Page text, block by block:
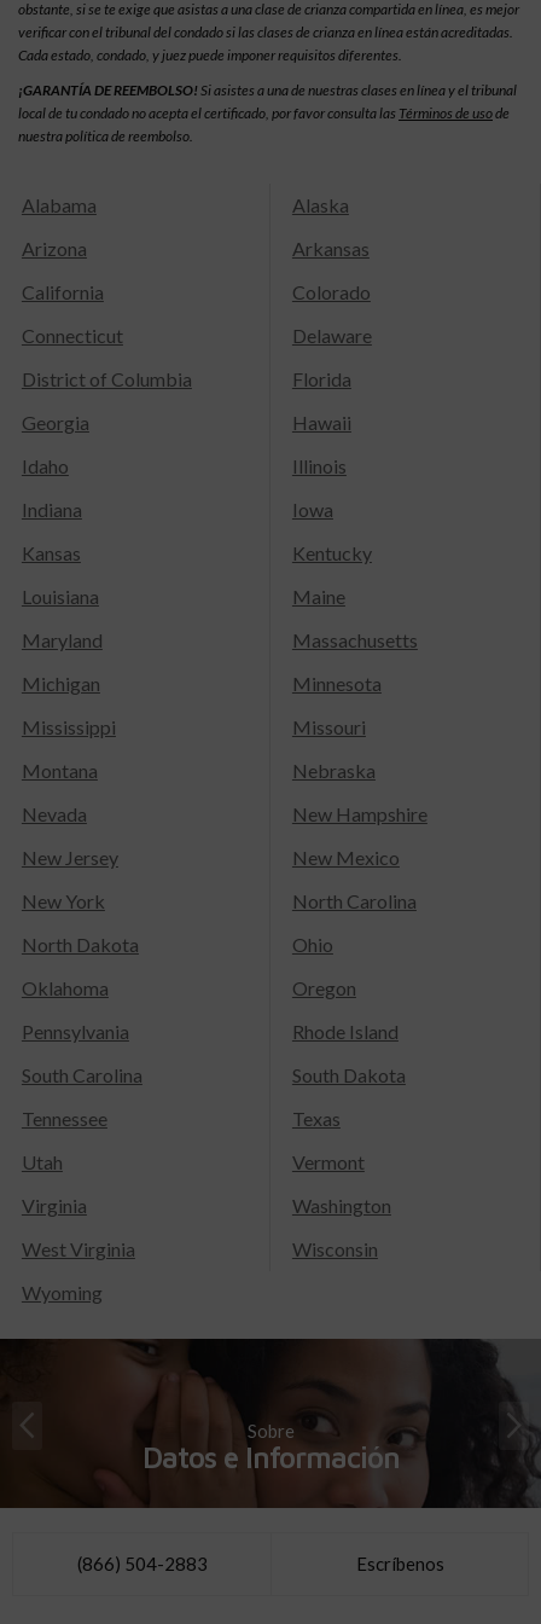
obstante, si se te exige que asistas a una clase de crianza compartida en línea, es mejor
verificar con el tribunal del condado si las clases de crianza en línea están acreditadas.
Cada estado, condado, y juez puede imponer requisitos diferentes.
¡GARANTÍA DE REEMBOLSO! Si asistes a una de nuestras clases en línea y el tribunal
local de tu condado no acepta el certificado, por favor consulta las Términos de usode
nuestra política de reembolso.
Alabama
Alaska
Arizona
Arkansas
California
Colorado
Connecticut
Delaware
District of Columbia
Florida
Georgia
Hawaii
Idaho
Illinois
Indiana
Iowa
Kansas
Kentucky
Louisiana
Maine
Maryland
Massachusetts
Michigan
Minnesota
Mississippi
Missouri
Montana
Nebraska
Nevada
New Hampshire
New Jersey
New Mexico
New York
North Carolina
North Dakota
Ohio
Oklahoma
Oregon
Pennsylvania
Rhode Island
South Carolina
South Dakota
Tennessee
Texas
Utah
Vermont
Virginia
Washington
West Virginia
Wisconsin
Wyoming
Sobre
Datos e Información
(866) 504-2883 Escríbenos